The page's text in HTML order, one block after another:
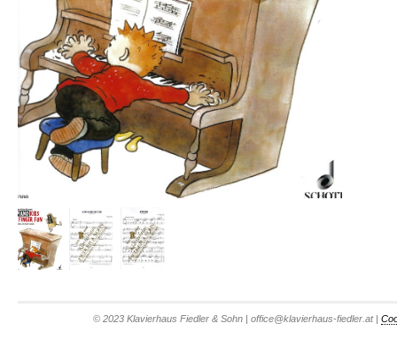
© 2023 Klavierhaus Fiedler & Sohn | office@klavierhaus-fiedler.at |